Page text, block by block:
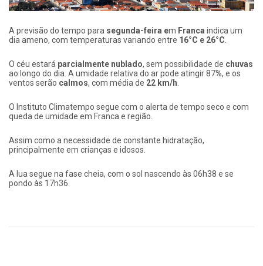
A previsão do tempo para segunda-feira em Franca indica um
dia ameno, com temperaturas variando entre 16°C e 26°C
O céu estará parcialmente nublado, sem possibilidade de chuvas
ao longo do dia. A umidade relativa do ar pode atingir 87%, e os
ventos serão calmos, com média de 22 km/h
O Instituto Climatempo segue com o alerta de tempo seco e com
queda de umidade em Franca e região.
Assim como a necessidade de constante hidratação,
principalmente em crianças e idosos.
A lua segue na fase cheia, com o sol nascendo às 06h38 e se
pondo às 17h36.